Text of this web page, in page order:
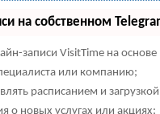
на собственном
записи VisitTime на основе
или компанию;
расписанием и
о новых услугах или акциях;